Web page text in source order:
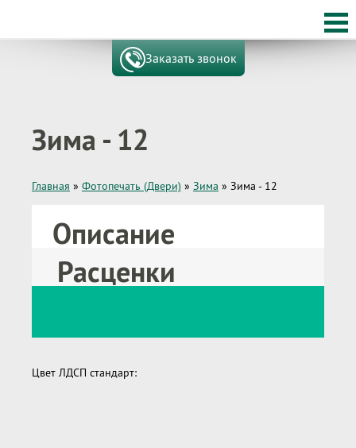
Заказать звонок
Зима - 12
Главная » Фотопечать (Двери) » Зима » Зима - 12
Описание
Расценки
Цвет ЛДСП стандарт: